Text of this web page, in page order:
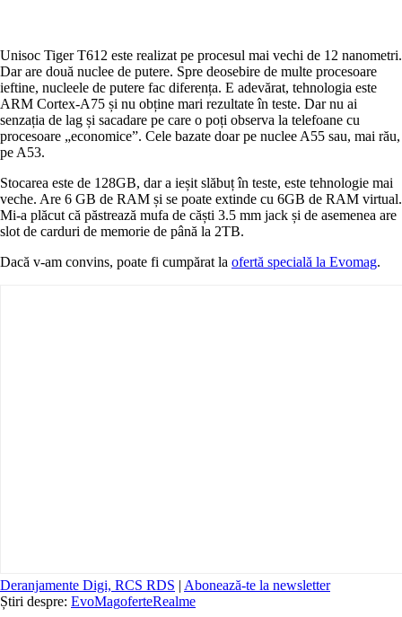
Unisoc Tiger T612 este realizat pe procesul mai vechi de 12 nanometri.
Dar are două nuclee de putere. Spre deosebire de multe procesoare
ieftine, nucleele de putere fac diferența. E adevărat, tehnologia este
ARM Cortex-A75 și nu obține mari rezultate în teste. Dar nu ai
senzația de lag și sacadare pe care o poți observa la telefoane cu
procesoare „economice”. Cele bazate doar pe nuclee A55 sau, mai rău,
pe A53.
Stocarea este de 128GB, dar a ieșit slăbuț în teste, este tehnologie mai
veche. Are 6 GB de RAM și se poate extinde cu 6GB de RAM virtual.
Mi-a plăcut că păstrează mufa de căști 3.5 mm jack și de asemenea are
slot de carduri de memorie de până la 2TB.
Dacă v-am convins, poate fi cumpărat la ofertă specială la Evomag.
Deranjamente Digi, RCS RDS | Abonează-te la newsletter
Știri despre: EvoMagoferteRealme